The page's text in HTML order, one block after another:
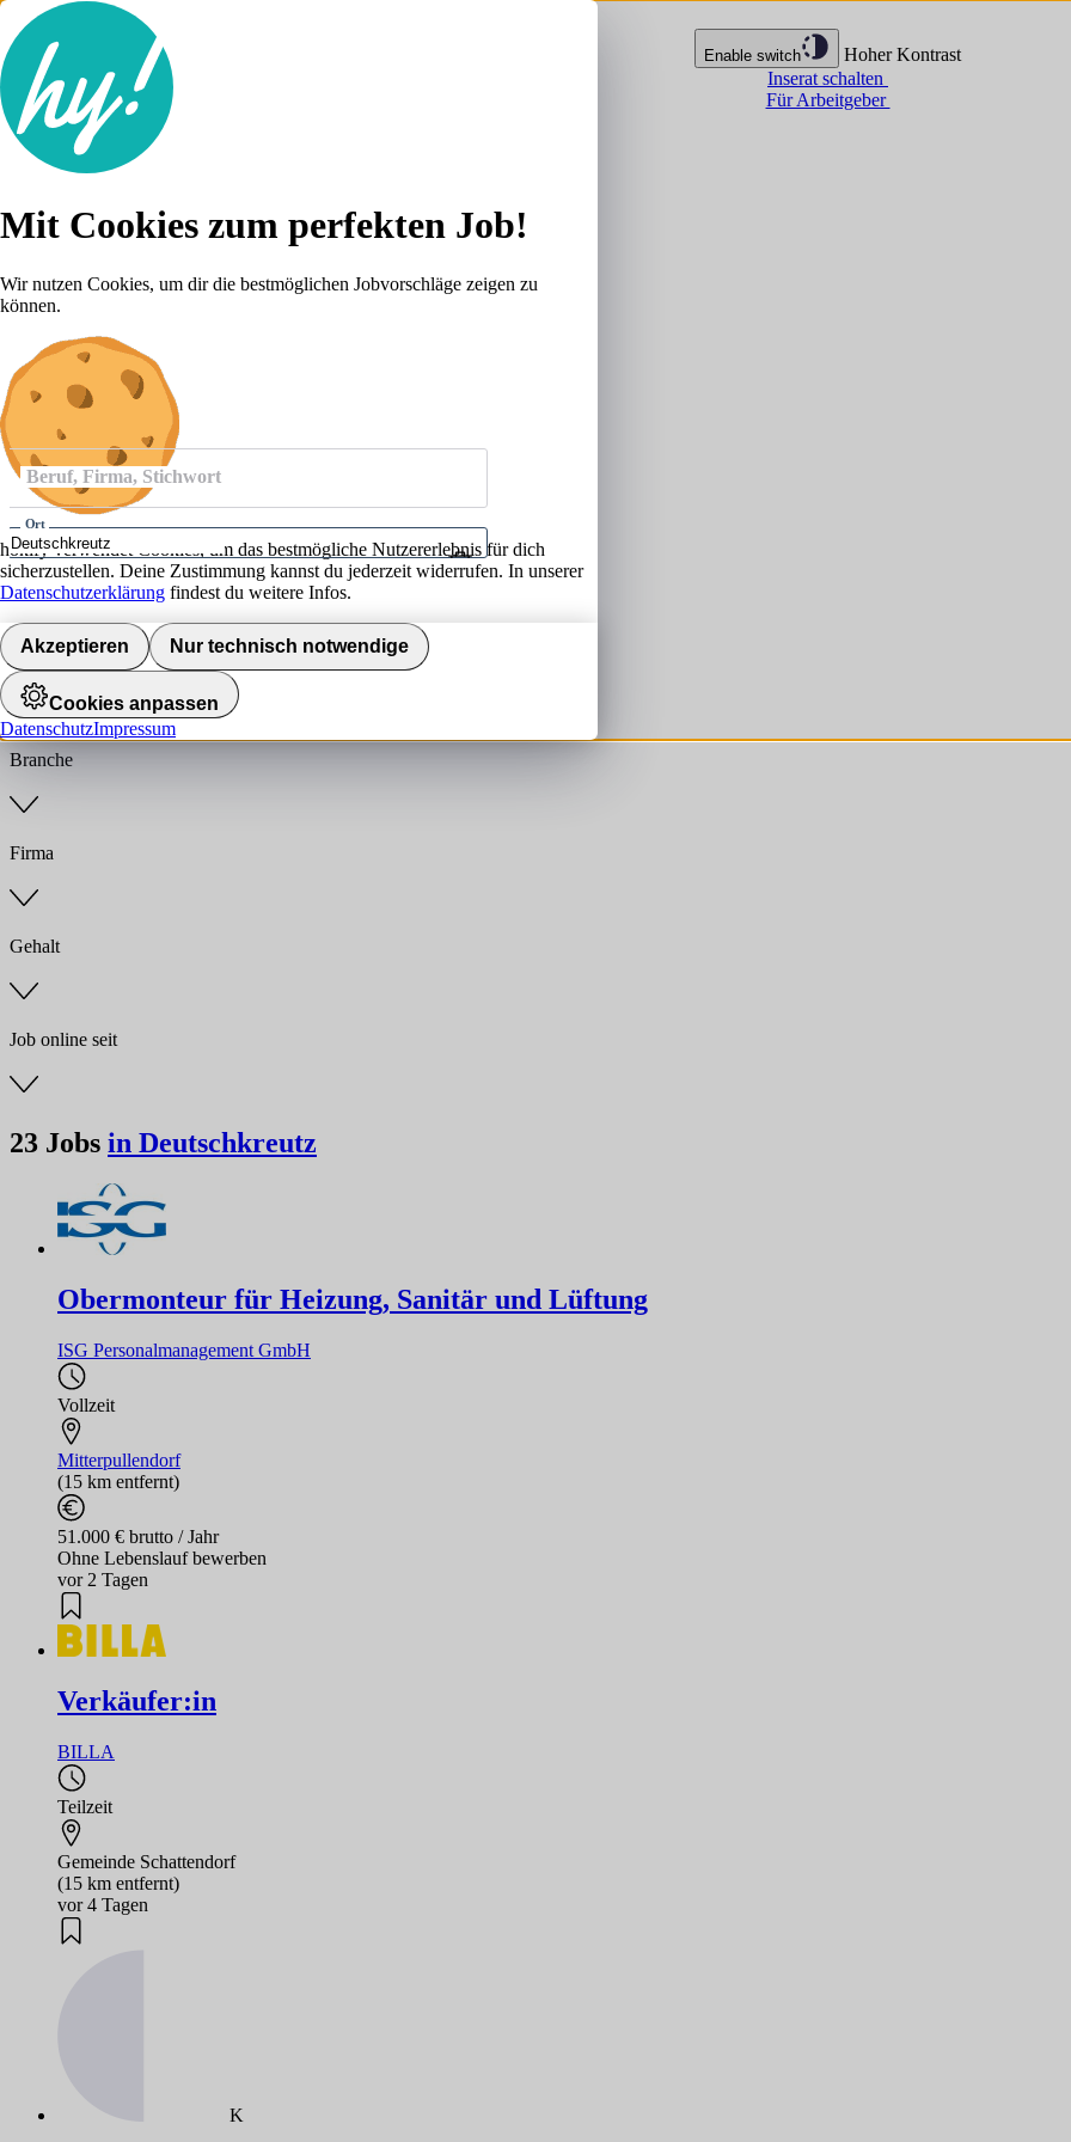
Enable switch
Hoher Kontrast
Inserat schalten
Für Arbeitgeber
Lebenslauf
Karriere-Tipps
Anmelden
Beruf, Firma, Stichwort
Ort
Umkreis
Jobs finden
Anstellungsart
Branche
Firma
Gehalt
Job online seit
23 Jobs in Deutschkreutz
Obermonteur für Heizung, Sanitär und Lüftung
ISG Personalmanagement GmbH
Vollzeit
Mitterpullendorf
(15 km entfernt)
51.000 € brutto / Jahr
Ohne Lebenslauf bewerben
vor 2 Tagen
Verkäufer:in
BILLA
Teilzeit
Gemeinde Schattendorf
(15 km entfernt)
vor 4 Tagen
K
Mit Cookies zum perfekten Job!
Wir nutzen Cookies, um dir die bestmöglichen Jobvorschläge zeigen zu
können.
hokify verwendet Cookies, um das bestmögliche Nutzererlebnis für dich
sicherzustellen. Deine Zustimmung kannst du jederzeit widerrufen. In unserer
Datenschutzerklärung findest du weitere Infos.
Akzeptieren Nur technisch notwendige
Cookies anpassen
DatenschutzImpressum